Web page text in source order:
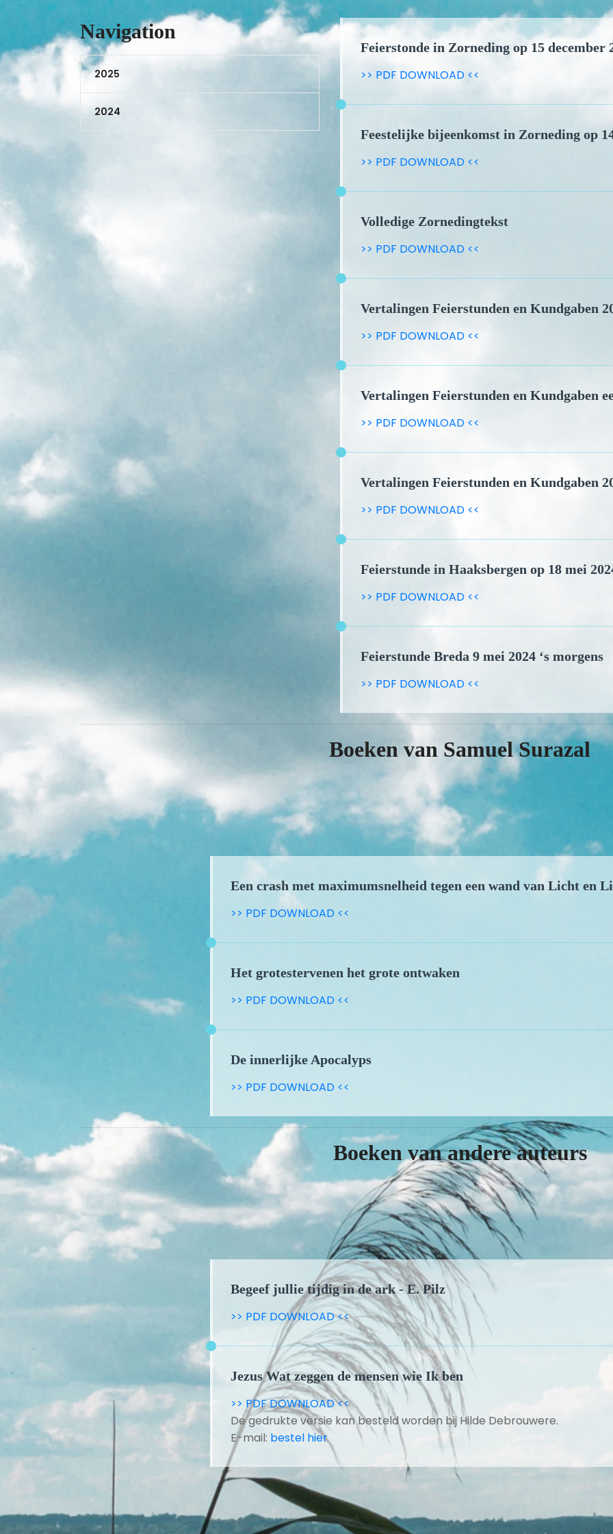
Navigation
2025
2024
Feierstonde in Zorneding op 15 december
>> PDF DOWNLOAD <<
Feestelijke bijeenkomst in Zorneding op
>> PDF DOWNLOAD <<
Volledige Zornedingtekst
>> PDF DOWNLOAD <<
Vertalingen Feierstunden en Kundgaben
>> PDF DOWNLOAD <<
Vertalingen Feierstunden en Kundgaben
>> PDF DOWNLOAD <<
Vertalingen Feierstunden en Kundgaben
>> PDF DOWNLOAD <<
Feierstunde in Haaksbergen op 18 mei
>> PDF DOWNLOAD <<
Feierstunde Breda 9 mei 2024 ‘s morgens
>> PDF DOWNLOAD <<
Boeken van Samuel Surazal
Een crash met maximumsnelheid tegen een wand van Licht en
>> PDF DOWNLOAD <<
Het grotestervenen het grote ontwaken
>> PDF DOWNLOAD <<
De innerlijke Apocalyps
>> PDF DOWNLOAD <<
Boeken van andere auteurs
Begeef jullie tijdig in de ark - E. Pilz
>> PDF DOWNLOAD <<
Jezus Wat zeggen de mensen wie Ik ben
>> PDF DOWNLOAD <<
De gedrukte versie kan besteld worden bij Hilde Debrouwere.
E-mail: bestel hier